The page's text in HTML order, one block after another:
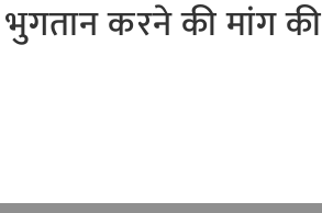
करने की मांग की